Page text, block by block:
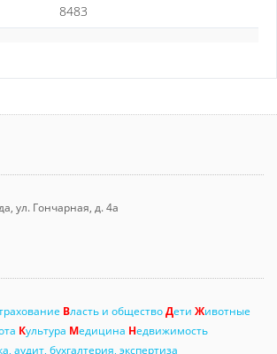
8483
ул. Гончарная, д. 4а
Власть и обществоДети Животные
Культура Медицина Недвижимость
аудит, бухгалтерия, экспертиза